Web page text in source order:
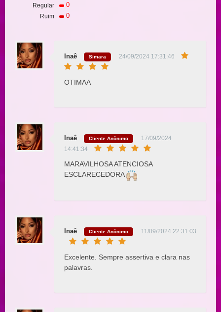
Regular 0
Ruim 0
Inaê Simara 24/09/2024 17:31:46
OTIMAA
Inaê Cliente Anônimo
17/09/2024
14:41:34
MARAVILHOSA ATENCIOSA
ESCLARECEDORA
Inaê Cliente Anônimo 11/09/2024 22:31:03
Excelente. Sempre assertiva e clara nas
palavras.